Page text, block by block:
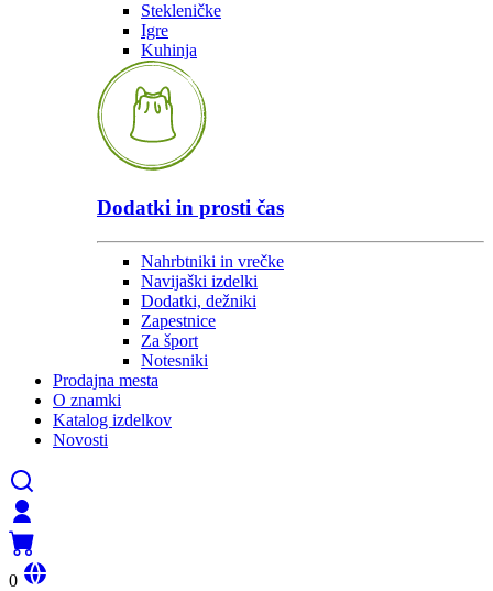
Stekleničke
Igre
Kuhinja
Dodatki in prosti čas
Nahrbtniki in vrečke
Navijaški izdelki
Dodatki, dežniki
Zapestnice
Za šport
Notesniki
Prodajna mesta
O znamki
Katalog izdelkov
Novosti
0